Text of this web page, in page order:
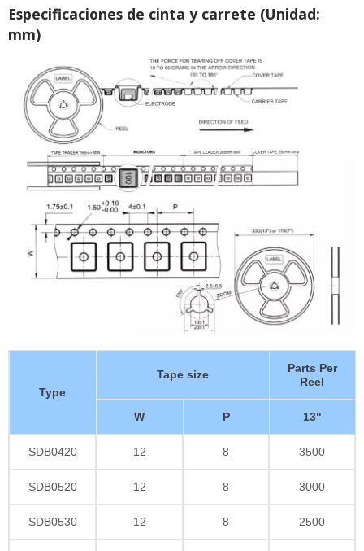
Especificaciones de cinta y carrete (Unidad:
mm)
Type
Tape size
Parts Per
Reel
W P 13"
SDB0420 12 8 3500
SDB0520 12 8 3000
SDB0530 12 8 2500